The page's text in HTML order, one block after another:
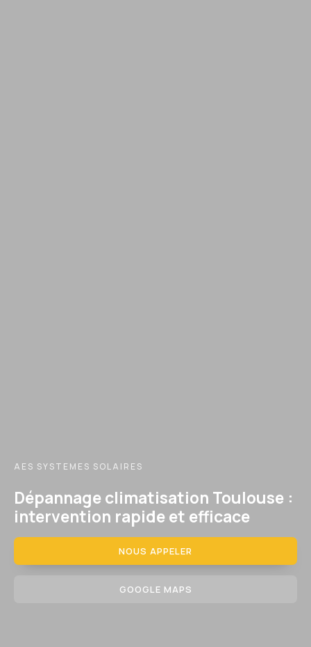
AES SYSTEMES SOLAIRES
Dépannage climatisation Toulouse :
intervention rapide et efficace
NOUS APPELER
GOOGLE MAPS